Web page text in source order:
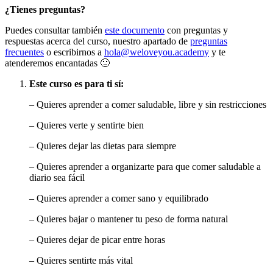
¿Tienes preguntas?
Puedes consultar también este documento con preguntas y
respuestas acerca del curso, nuestro apartado de preguntas
frecuentes o escribirnos a hola@weloveyou.academy y te
atenderemos encantadas 🙂
Este curso es para ti sí:
– Quieres aprender a comer saludable, libre y sin restricciones
– Quieres verte y sentirte bien
– Quieres dejar las dietas para siempre
– Quieres aprender a organizarte para que comer saludable a
diario sea fácil
– Quieres aprender a comer sano y equilibrado
– Quieres bajar o mantener tu peso de forma natural
– Quieres dejar de picar entre horas
– Quieres sentirte más vital